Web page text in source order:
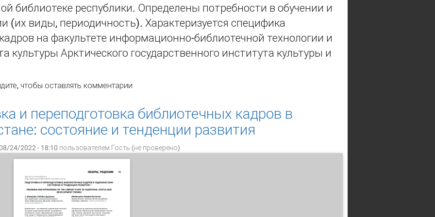
библиотеке республики. Определены потребности в обучении и
(их виды, периодичность). Характеризуется специфика
на факультете информационно-библиотечной технологии и
культуры Арктического государственного института культуры и
ПРОФЕССИОНАЛЬНОГО ОБУЧЕНИЯ БИБЛИОТЕЧНЫХ КАДРОВ (НА ПРИМЕРЕ
, чтобы оставлять комментарии
и переподготовка библиотечных кадров в
состояние и тенденции развития
24/2022 - 18:10 пользователем Гость (не проверено)